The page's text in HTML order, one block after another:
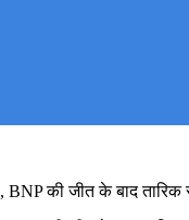
की जीत के बाद तारिक